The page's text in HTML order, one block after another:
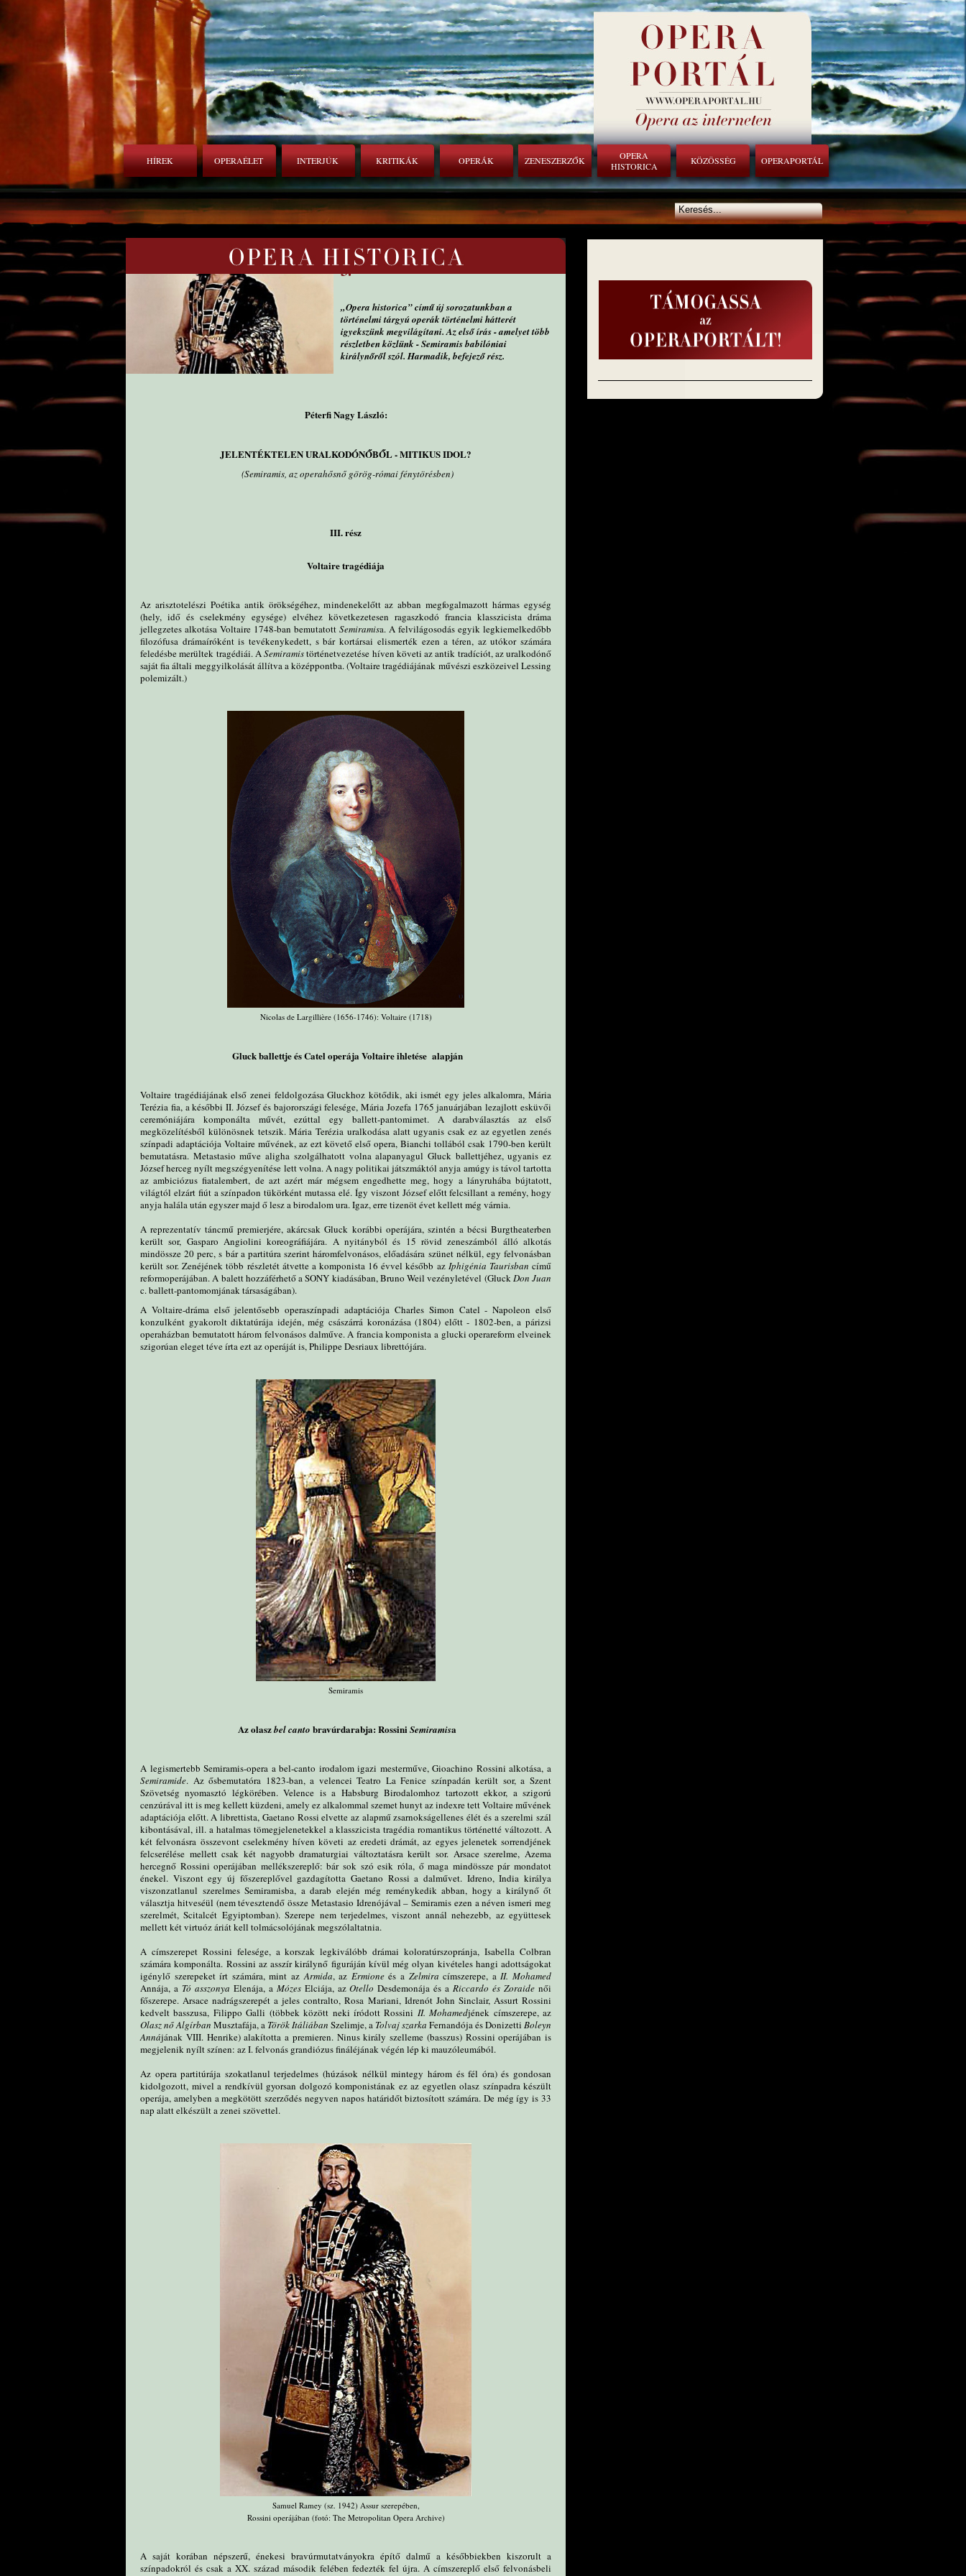
HÍREK OPERAÉLET INTERJÚK KRITIKÁK OPERÁK ZENESZERZŐK
OPERA
HISTORICA
KÖZÖSSÉG OPERAPORTÁL
SEMIRAMIS, A MITIKUS IDOL
3.
„Opera historica” című új sorozatunkban a
történelmi tárgyú operák történelmi hátterét
igyekszünk megvilágítani. Az első írás - amelyet több
részletben közlünk - Semiramis babilóniai
királynőről szól. Harmadik, befejező rész.
Péterfi Nagy László:
JELENTÉKTELEN URALKODÓNŐBŐL - MITIKUS IDOL?
(Semiramis, az operahősnő görög-római fénytörésben)
III. rész
Voltaire tragédiája
Az arisztotelészi Poétika antik örökségéhez, mindenekelőtt az abban megfogalmazott hármas egység
(hely, idő és cselekmény egysége) elvéhez következetesen ragaszkodó francia klasszicista dráma
jellegzetes alkotása Voltaire 1748-ban bemutatott Semiramisa. A felvilágosodás egyik legkiemelkedőbb
filozófusa drámaíróként is tevékenykedett, s bár kortársai elismerték ezen a téren, az utókor számára
feledésbe merültek tragédiái. ASemiramistörténetvezetése híven követi az antik tradíciót, az uralkodónő
saját fia általi meggyilkolását állítva a középpontba. (Voltaire tragédiájának művészi eszközeivel Lessing
polemizált.)
Nicolas de Largillière (1656-1746): Voltaire (1718)
Gluck ballettje és Catel operája Voltaire ihletése alapján
Voltaire tragédiájának első zenei feldolgozása Gluckhoz kötődik, aki ismét egy jeles alkalomra, Mária
Terézia fia, a későbbi II. József és bajorországi felesége, Mária Jozefa 1765 januárjában lezajlott esküvői
ceremóniájára komponálta művét, ezúttal egy ballett-pantomimet. A darabválasztás az első
megközelítésből különösnek tetszik. Mária Terézia uralkodása alatt ugyanis csak ez az egyetlen zenés
színpadi adaptációja Voltaire művének, az ezt követő első opera, Bianchi tollából csak 1790-ben került
bemutatásra. Metastasio műve aligha szolgálhatott volna alapanyagul Gluck ballettjéhez, ugyanis ez
József herceg nyílt megszégyenítése lett volna. A nagy politikai játszmáktól anyja amúgy is távol tartotta
az ambiciózus fiatalembert, de azt azért már mégsem engedhette meg, hogy a lányruhába bújtatott,
világtól elzárt fiút a színpadon tükörként mutassa elé. Így viszont József előtt felcsillant a remény, hogy
anyja halála után egyszer majd ő lesz a birodalom ura. Igaz, erre tizenöt évet kellett még várnia.
A reprezentatív táncmű premierjére, akárcsak Gluck korábbi operájára, szintén a bécsi Burgtheaterben
került sor, Gasparo Angiolini koreográfiájára. A nyitányból és 15 rövid zeneszámból álló alkotás
mindössze 20 perc, s bár a partitúra szerint háromfelvonásos, előadására szünet nélkül, egy felvonásban
került sor. Zenéjének több részletét átvette a komponista 16 évvel később az Iphigénia Taurisbancímű
reformoperájában. A balett hozzáférhető a SONY kiadásában, Bruno Weil vezényletével (GluckDon Juan
c. ballett-pantomomjának társaságában).
A Voltaire-dráma első jelentősebb operaszínpadi adaptációja Charles Simon Catel - Napoleon első
konzulként gyakorolt diktatúrája idején, még császárrá koronázása (1804) előtt - 1802-ben, a párizsi
operaházban bemutatott három felvonásos dalműve. A francia komponista a glucki operareform elveinek
szigorúan eleget téve írta ezt az operáját is, Philippe Desriaux librettójára.
Semiramis
Az olaszbel canto bravúrdarabja: RossiniSemiramisa
A legismertebb Semiramis-opera a bel-canto irodalom igazi mesterműve, Gioachino Rossini alkotása, a
Semiramide. Az ősbemutatóra 1823-ban, a velencei Teatro La Fenice színpadán került sor, a Szent
Szövetség nyomasztó légkörében. Velence is a Habsburg Birodalomhoz tartozott ekkor, a szigorú
cenzúrával itt is meg kellett küzdeni, amely ez alkalommal szemet hunyt az indexre tett Voltaire művének
adaptációja előtt. A librettista, Gaetano Rossi elvette az alapmű zsarnokságellenes élét és a szerelmi szál
kibontásával, ill. a hatalmas tömegjelenetekkel a klasszicista tragédia romantikus történetté változott. A
két felvonásra összevont cselekmény híven követi az eredeti drámát, az egyes jelenetek sorrendjének
felcserélése mellett csak két nagyobb dramaturgiai változtatásra került sor. Arsace szerelme, Azema
hercegnő Rossini operájában mellékszereplő: bár sok szó esik róla, ő maga mindössze pár mondatot
énekel. Viszont egy új főszereplővel gazdagította Gaetano Rossi a dalművet. Idreno, India királya
viszonzatlanul szerelmes Semiramisba, a darab elején még reménykedik abban, hogy a királynő őt
választja hitveséül (nem tévesztendő össze Metastasio Idrenójával – Semiramis ezen a néven ismeri meg
szerelmét, Scitalcét Egyiptomban). Szerepe nem terjedelmes, viszont annál nehezebb, az együttesek
mellett két virtuóz áriát kell tolmácsolójának megszólaltatnia.
A címszerepet Rossini felesége, a korszak legkiválóbb drámai koloratúrszopránja, Isabella Colbran
számára komponálta. Rossini az asszír királynő figuráján kívül még olyan kivételes hangi adottságokat
igénylő szerepeket írt számára, mint azArmida, az Ermioneés a Zelmira címszerepe, aII. Mohamed
Annája, a Tó asszonya Elenája, a Mózes Elciája, azOtelloDesdemonája és aRiccardo és Zoraide női
főszerepe. Arsace nadrágszerepét a jeles contralto, Rosa Mariani, Idrenót John Sinclair, Assurt Rossini
kedvelt basszusa, Filippo Galli (többek között neki íródott Rossini II. Mohamedjének címszerepe, az
Olasz nő Algírban Musztafája, a Török Itáliában Szelimje, a Tolvaj szarka Fernandója és Donizetti Boleyn
Annájának VIII. Henrike) alakította a premieren. Ninus király szelleme (basszus) Rossini operájában is
megjelenik nyílt színen: az I. felvonás grandiózus fináléjának végén lép ki mauzóleumából.
Az opera partitúrája szokatlanul terjedelmes (húzások nélkül mintegy három és fél óra) és gondosan
kidolgozott, mivel a rendkívül gyorsan dolgozó komponistának ez az egyetlen olasz színpadra készült
operája, amelyben a megkötött szerződés negyven napos határidőt biztosított számára. De még így is 33
nap alatt elkészült a zenei szövettel.
Samuel Ramey (sz. 1942) Assur szerepében,
Rossini operájában (fotó: The Metropolitan Opera Archive)
A saját korában népszerű, énekesi bravúrmutatványokra építő dalmű a későbbiekben kiszorult a
színpadokról és csak a XX. század második felében fedezték fel újra. A címszereplő első felvonásbeli